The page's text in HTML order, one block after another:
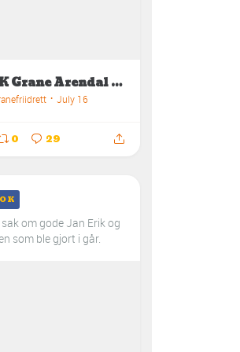
IK Grane Arendal Friidrett
July 16
0 29
om gode Jan Erik og
som ble gjort i går.